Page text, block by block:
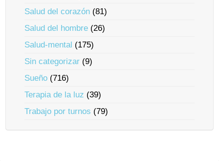
Salud del corazón (81)
Salud del hombre (26)
Salud-mental (175)
Sin categorizar (9)
Sueño (716)
Terapia de la luz (39)
Trabajo por turnos (79)